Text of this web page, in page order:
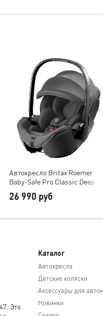
Автокресло Britax Roemer
Baby-Safe Pro Classic Deep
26 990 руб
Каталог
Автокресла
Детские коляски
Аксессуары для
Новинки
Это